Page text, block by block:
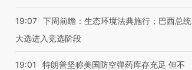
19:07 下周前瞻：生态环境法典施行；巴西总统
大选进入竞选阶段
19:01
特朗普坚称美国防空弹药库存充足 但不